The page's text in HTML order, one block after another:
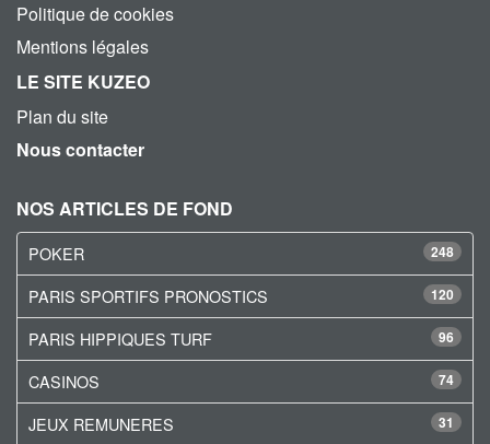
Politique de cookies
Mentions légales
LE SITE KUZEO
Plan du site
Nous contacter
NOS ARTICLES DE FOND
248
POKER
120
PARIS SPORTIFS PRONOSTICS
96
PARIS HIPPIQUES TURF
74
CASINOS
31
JEUX REMUNERES